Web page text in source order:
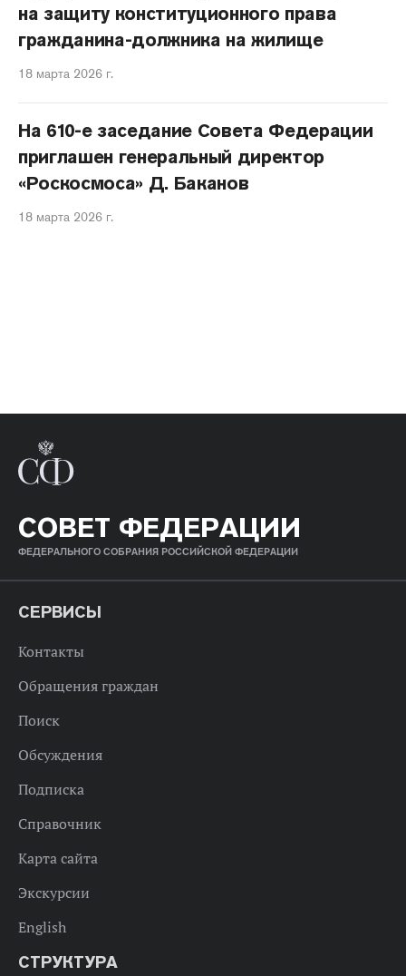
на защиту конституционного права
гражданина-должника на жилище
18 марта 2026 г.
На 610-е заседание Совета Федерации
приглашен генеральный директор
«Роскосмоса» Д. Баканов
18 марта 2026 г.
СОВЕТ ФЕДЕРАЦИИ
ФЕДЕРАЛЬНОГО СОБРАНИЯ РОССИЙСКОЙ ФЕДЕРАЦИИ
СЕРВИСЫ
Контакты
Обращения граждан
Поиск
Обсуждения
Подписка
Справочник
Карта сайта
Экскурсии
English
СТРУКТУРА